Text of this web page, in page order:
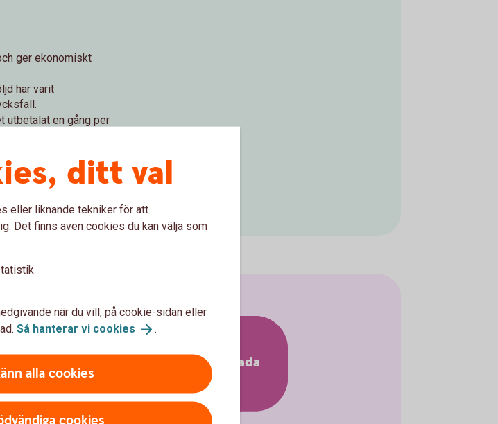
ger ekonomiskt
har varit
utbetalat en gång per
får du ett
inte betala premien.
Anmäl skada
ditt val
eller liknande tekniker för att
Det finns även cookies du kan välja som
när du vill, på cookie-sidan eller
Så hanterar vi cookies .
alla cookies
cookies